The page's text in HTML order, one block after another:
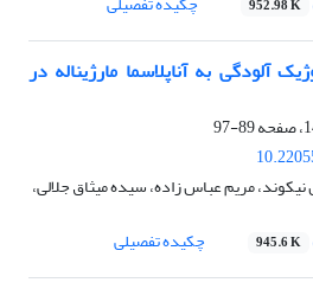
952.98 K
آلودگی به آناپلاسما مارژیناله در
89-97
مریم عباس زاده، سیده میثاق جلالی،
945.6 K چکیده تفصیلی